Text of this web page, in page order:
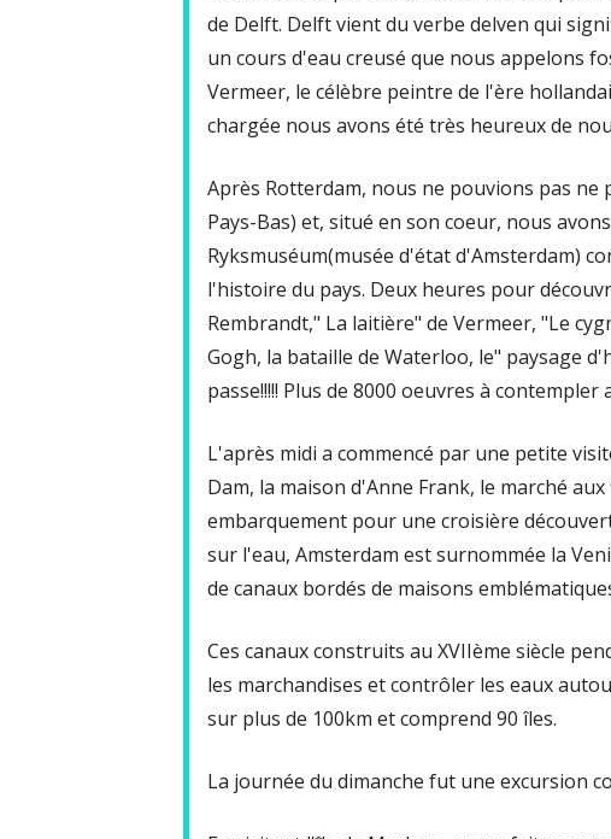
de Delft. Delft vient du verbe delven qui
un cours d'eau creusé que nous appelons
Vermeer, le célèbre peintre de l'ère
chargée nous avons été très heureux de
Après Rotterdam, nous ne pouvions pas ne
Pays-Bas) et, situé en son coeur, nous
Ryksmuséum(musée d'état d'Amsterdam)
l'histoire du pays. Deux heures pour
Rembrandt," La laitière" de Vermeer, "Le
Gogh, la bataille de Waterloo, le" paysage
passe!!!!! Plus de 8000 oeuvres à contempler
L'après midi a commencé par une petite
Dam, la maison d'Anne Frank, le marché
embarquement pour une croisière
sur l'eau, Amsterdam est surnommée la
de canaux bordés de maisons
Ces canaux construits au XVIIème siècle
les marchandises et contrôler les eaux
sur plus de 100km et comprend 90 îles.
La journée du dimanche fut une excursion